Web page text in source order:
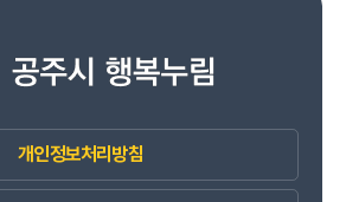
개인정보처리방침